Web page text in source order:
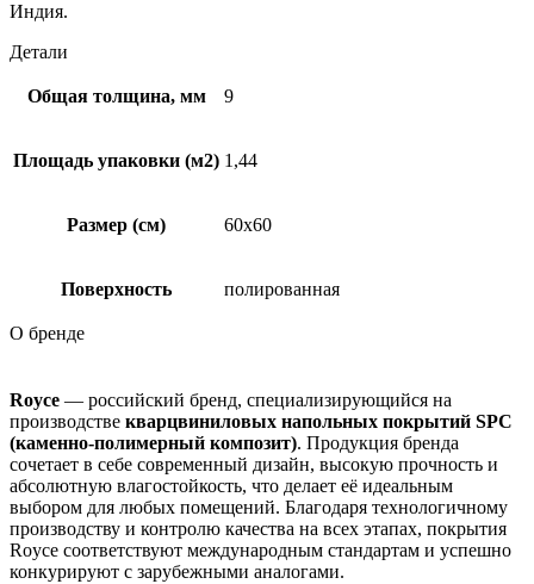
Индия.
Детали
Общая толщина, мм 9
Площадь упаковки (м2) 1,44
Размер (см) 60х60
Поверхность полированная
О бренде
Royce — российский бренд, специализирующийся на
производстве кварцвиниловых напольных покрытий SPC
(каменно-полимерный композит). Продукция бренда
сочетает в себе современный дизайн, высокую прочность и
абсолютную влагостойкость, что делает её идеальным
выбором для любых помещений. Благодаря технологичному
производству и контролю качества на всех этапах, покрытия
Royce соответствуют международным стандартам и успешно
конкурируют с зарубежными аналогами.